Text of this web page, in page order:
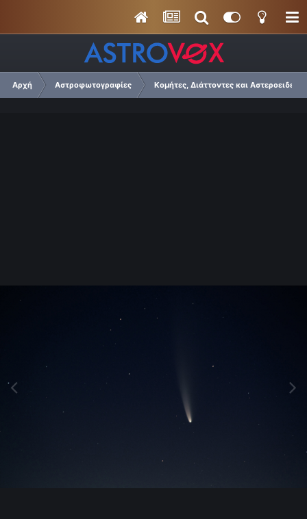
Αρχή Αστροφωτογραφίες Κομήτες, Διάττοντες και Αστεροειδείς